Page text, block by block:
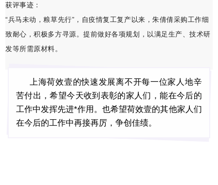
获评事迹：
“兵马未动，粮草先行”，自疫情复工复产以来，朱倩倩采购工作细
致耐心，积极多方寻源。提前做好各项规划，以满足生产、技术研
发等所需原材料。
上海荷效壹的快速发展离不开每一位家人地辛
苦付出，希望今天收到表彰的家人们，能在今后的
工作中发挥先进*作用。也希望荷效壹的其他家人们
在今后的工作中再接再厉，争创佳绩。